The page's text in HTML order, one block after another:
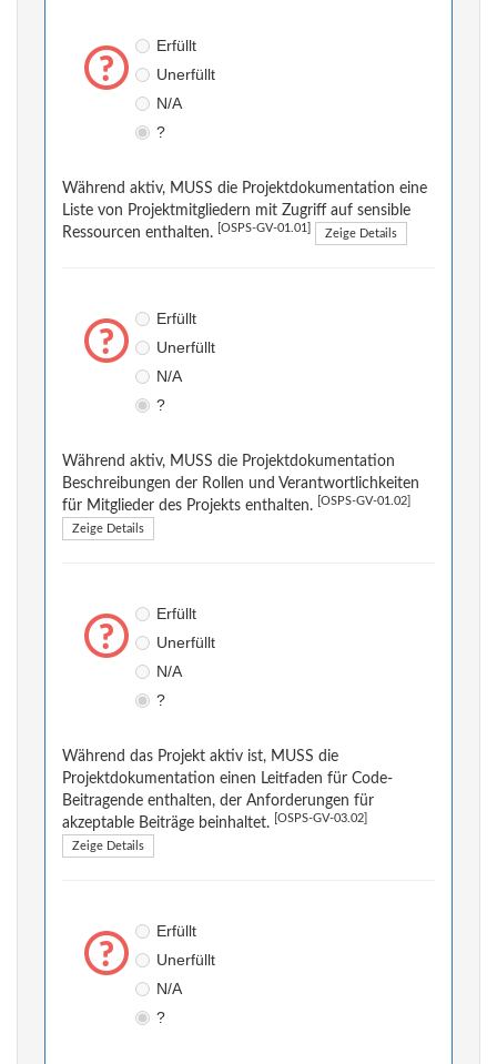
Erfüllt
Unerfüllt
N/A
?
Während aktiv, MUSS die Projektdokumentation eine
Liste von Projektmitgliedern mit Zugriff auf sensible
Ressourcen enthalten.
[OSPS-GV-01.01] Zeige Details
Erfüllt
Unerfüllt
N/A
?
Während aktiv, MUSS die Projektdokumentation
Beschreibungen der Rollen und Verantwortlichkeiten
für Mitglieder des Projekts enthalten.
[OSPS-GV-01.02]
Zeige Details
Erfüllt
Unerfüllt
N/A
?
Während das Projekt aktiv ist, MUSS die
Projektdokumentation einen Leitfaden für Code-
Beitragende enthalten, der Anforderungen für
akzeptable Beiträge beinhaltet.
[OSPS-GV-03.02]
Zeige Details
Erfüllt
Unerfüllt
N/A
?